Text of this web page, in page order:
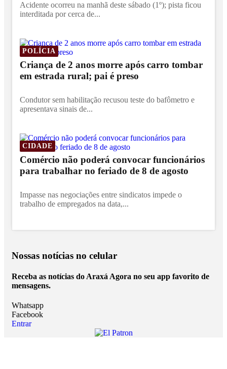
Acidente ocorreu na manhã deste sábado (1º); pista ficou
interditada por cerca de...
POLÍCIA
Criança de 2 anos morre após carro tombar
em estrada rural; pai é preso
Condutor sem habilitação recusou teste do bafômetro e
apresentava sinais de...
CIDADE
Comércio não poderá convocar funcionários
para trabalhar no feriado de 8 de agosto
Impasse nas negociações entre sindicatos impede o
trabalho de empregados na data,...
Nossas notícias no celular
Receba as notícias do Araxá Agora no seu app favorito de
mensagens.
Whatsapp
Facebook
Entrar